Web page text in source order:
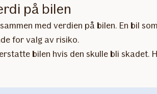
på bilen
med verdien på bilen. En bil
for valg av risiko.
bilen hvis den skulle bli